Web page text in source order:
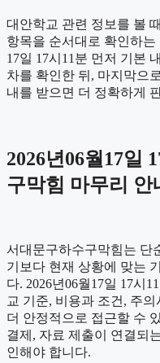
대안학교 관련 정보를 볼
항목을 순서대로 확인하는
17일 17시11분 먼저 기본
차를 확인한 뒤, 마지막으
내를 받으면 더 정확하게
2026년06월17일
구막힘 마무리 안
서대문구하수구막힘는 단
기보다 현재 상황에 맞는
다. 2026년06월17일 17시
교 기준, 비용과 조건, 주
더 안정적으로 접근할 수
결제, 자료 제출이 연결되
인해야 합니다.